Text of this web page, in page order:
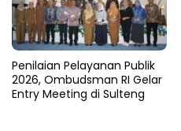
Penilaian Pelayanan Publik
2026, Ombudsman RI Gelar
Entry Meeting di Sulteng